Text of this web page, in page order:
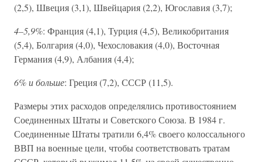
(2,5), Швеция (3,1), Швейцария (2,2), Югославия (3,7);
4–5,9%: Франция (4,1), Турция (4,5), Великобритания
(5,4), Болгария (4,0), Чехословакия (4,0), Восточная
Германия (4,9), Албания (4,4);
6% и больше: Греция (7,2), СССР (11,5).
Размеры этих расходов определялись противостоянием
Соединенных Штаты и Советского Союза. В 1984 г.
Соединенные Штаты тратили 6,4% своего колоссального
ВВП на военные цели, чтобы соответствовать тратам